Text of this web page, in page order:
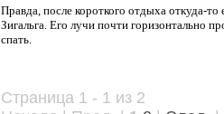
Правда, после короткого отдыха откуда-
Зигальга. Его лучи почти горизонтально
спать.
Страница 1 - 1 из 2